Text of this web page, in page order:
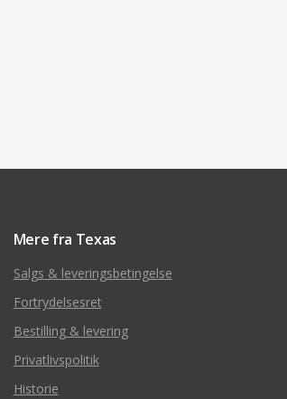
Mere fra Texas
Salgs & leveringsbetingelse
Fortrydelsesret
Bestilling & levering
Privatlivspolitik
Historie